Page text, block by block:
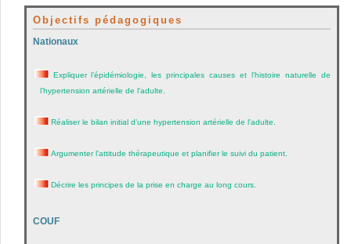
Objectifs pédagogiques
Nationaux
Expliquer l’épidémiologie, les principales causes et l’histoire naturelle de
l’hypertension artérielle de l’adulte.
Réaliser le bilan initial d’une hypertension artérielle de l’adulte.
Argumenter l’attitude thérapeutique et planifier le suivi du patient.
Décrire les principes de la prise en charge au long cours.
COUF